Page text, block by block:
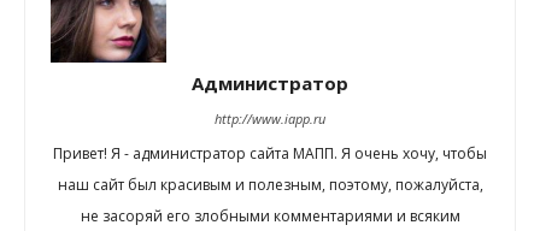
Администратор
http://www.iapp.ru
Привет! Я - администратор сайта МАПП. Я очень хочу, чтобы
наш сайт был красивым и полезным, поэтому, пожалуйста,
не засоряй его злобными комментариями и всяким